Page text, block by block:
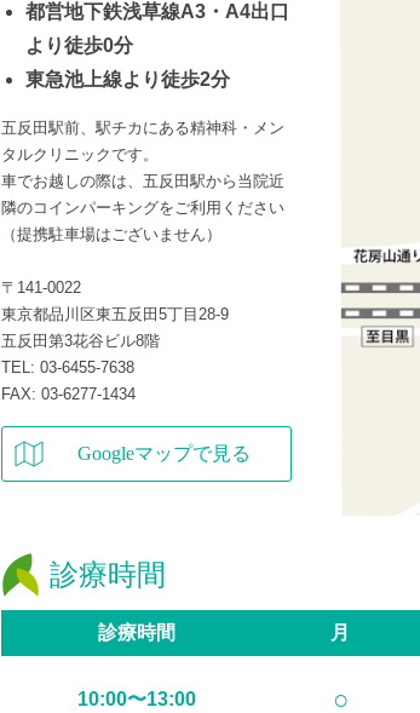
都営地下鉄浅草線A3・A4出口
より徒歩0分
東急池上線より徒歩2分
五反田駅前、駅チカにある精神科・メン
タルクリニックです。
車でお越しの際は、五反田駅から当院近
隣のコインパーキングをご利用ください
（提携駐車場はございません）
〒141-0022
東京都品川区東五反田5丁目28-9
五反田第3花谷ビル8階
TEL: 03-6455-7638
FAX: 03-6277-1434
Googleマップで見る
診療時間
診療時間 月
10:00〜13:00 ○